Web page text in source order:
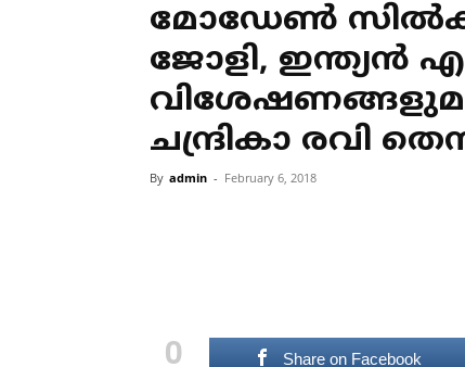
മോഡേണ്‍
ജോളി, ഇന്ത്യന്‍
ചന്ദ്രികാ രവി
By admin - February 6, 2018
0 Share on Facebook